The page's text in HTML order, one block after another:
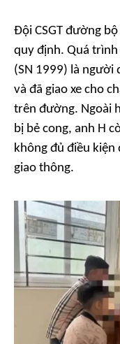
Đội CSGT đường
quy định. Quá trình
(SN 1999) là
và đã giao xe cho
trên đường. Ngoài
bị bẻ cong, anh H
không đủ điều
giao thông.